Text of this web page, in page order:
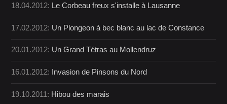
18.04.2012: Le Corbeau freux s'installe à Lausanne
17.02.2012: Un Plongeon à bec blanc au lac de Constance
20.01.2012: Un Grand Tétras au Mollendruz
16.01.2012: Invasion de Pinsons du Nord
19.10.2011: Hibou des marais